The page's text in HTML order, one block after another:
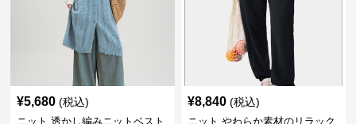
¥5,680 (税込)
ニット 透かし編みニットベスト
¥8,840 (税込)
ニット やわらか素材のリラック